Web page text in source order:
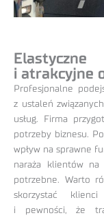
i atrakcyjne
Profesjonalne
z ustaleń
usług. Firma
potrzeby biznesu.
wpływ na sprawne
naraża klientów na
potrzebne. Warto
skorzystać klienci
i pewności, że